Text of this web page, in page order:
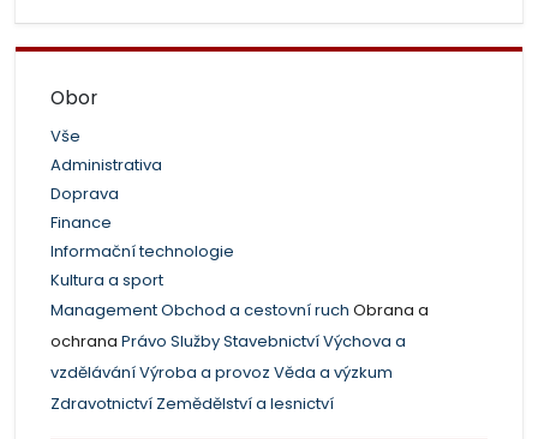
Obor
Vše
Administrativa
Doprava
Finance
Informační technologie
Kultura a sport
ManagementObchod a cestovní ruch Obrana a
ochrana Právo SlužbyStavebnictvíVýchova a
vzděláváníVýroba a provoz Věda a výzkum
Zdravotnictví Zemědělství a lesnictví